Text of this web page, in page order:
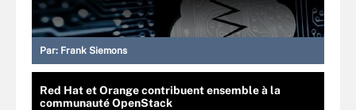
Par: Frank Siemons
Red Hat et Orange contribuent ensemble à la
communauté OpenStack